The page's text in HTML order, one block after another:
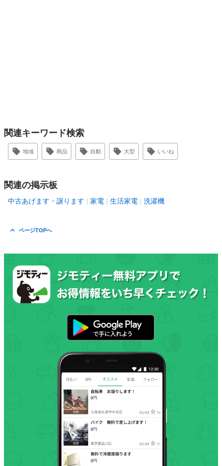
関連キーワード検索
地域 商品 自動 大型 いいね
関連の掲示板
中古あげます・譲ります 家電 生活家電 洗濯機
ページTOPへ